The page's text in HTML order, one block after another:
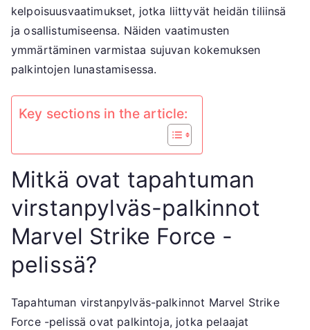
kelpoisuusvaatimukset, jotka liittyvät heidän tiliinsä
ja osallistumiseensa. Näiden vaatimusten
ymmärtäminen varmistaa sujuvan kokemuksen
palkintojen lunastamisessa.
Key sections in the article:
Mitkä ovat tapahtuman
virstanpylväs-palkinnot
Marvel Strike Force -
pelissä?
Tapahtuman virstanpylväs-palkinnot Marvel Strike
Force -pelissä ovat palkintoja, jotka pelaajat